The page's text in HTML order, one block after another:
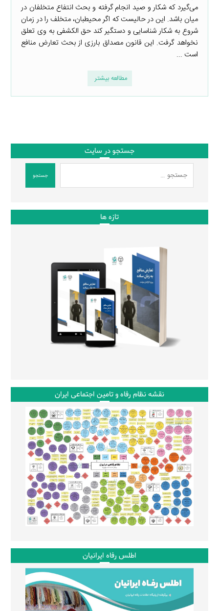
می‌گیرد که شکار و صید انجام گرفته و بحث انتفاع متخلفان در
میان باشد. این در حالیست که اگر محیطبان، متخلف را در زمان
شروع به شکار شناسایی و دستگیر کند حق الکشفی به وی تعلق
نخواهد گرفت. این قانون مصداق بارزی از بحث تعارض منافع
است ...
مطالعه بیشتر
جستجو در سایت
جستجو
تازه ها
نقشه نظام رفاه و تامین اجتماعی ایران
اطلس رفاه ایرانیان